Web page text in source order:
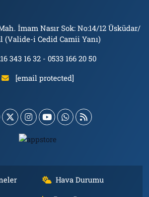
İmam Nasır Sok: No:14/12 Üsküdar/
(Valide-i Cedid Camii Yanı)
343 16 32 - 0533 166 20 50
[email protected]
Hava Durumu